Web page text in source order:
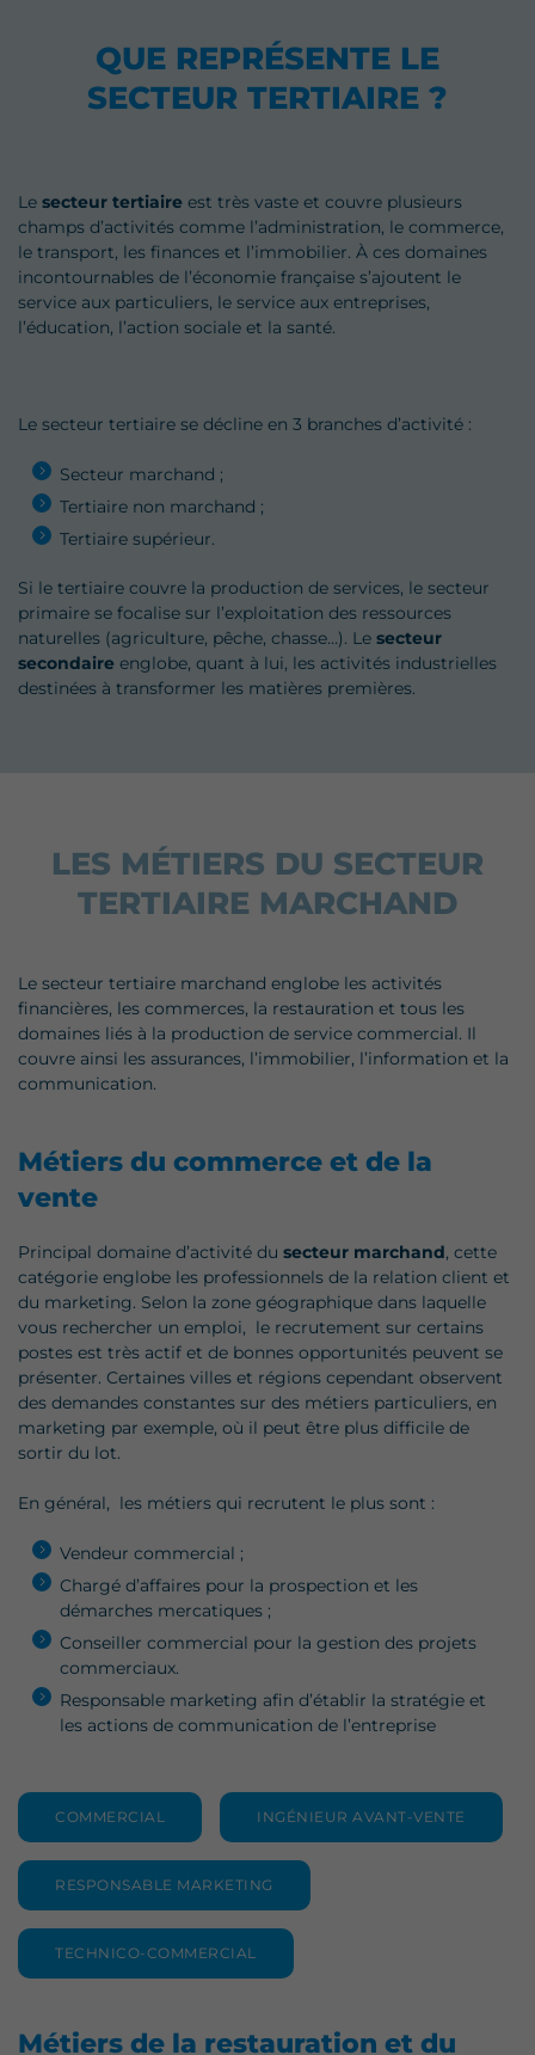
QUE REPRÉSENTE LE
SECTEUR TERTIAIRE ?
Le secteur tertiaire est très vaste et couvre plusieurs
champs d’activités comme l’administration, le commerce,
le transport, les finances et l’immobilier. À ces domaines
incontournables de l’économie française s’ajoutent le
service aux particuliers, le service aux entreprises,
l’éducation, l’action sociale et la santé.
Le secteur tertiaire se décline en 3 branches d’activité :
Secteur marchand ;
Tertiaire non marchand ;
Tertiaire supérieur.
Si le tertiaire couvre la production de services, le secteur
primaire se focalise sur l’exploitation des ressources
naturelles (agriculture, pêche, chasse…). Le secteur
secondaire englobe, quant à lui, les activités industrielles
destinées à transformer les matières premières.
LES MÉTIERS DU SECTEUR
TERTIAIRE MARCHAND
Le secteur tertiaire marchand englobe les activités
financières, les commerces, la restauration et tous les
domaines liés à la production de service commercial. Il
couvre ainsi les assurances, l’immobilier, l’information et la
communication.
Métiers du commerce et de la
vente
Principal domaine d’activité du secteur marchand, cette
catégorie englobe les professionnels de la relation client et
du marketing. Selon la zone géographique dans laquelle
vous rechercher un emploi, le recrutement sur certains
postes est très actif et de bonnes opportunités peuvent se
présenter. Certaines villes et régions cependant observent
des demandes constantes sur des métiers particuliers, en
marketing par exemple, où il peut être plus difficile de
sortir du lot.
En général, les métiers qui recrutent le plus sont :
Vendeur commercial ;
Chargé d’affaires pour la prospection et les
démarches mercatiques ;
Conseiller commercial pour la gestion des projets
commerciaux.
Responsable marketing afin d’établir la stratégie et
les actions de communication de l’entreprise
COMMERCIAL INGÉNIEUR AVANT-VENTE
RESPONSABLE MARKETING
TECHNICO-COMMERCIAL
Métiers de la restauration et du